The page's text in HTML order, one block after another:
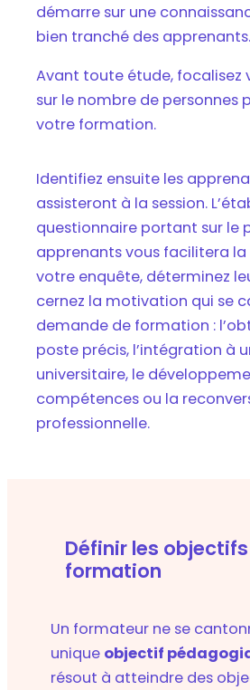
démarre sur une
bien tranché des apprenants.
Avant toute étude,
sur le nombre de personnes
votre formation.
Identifiez ensuite les
assisteront à la session.
questionnaire portant sur le
apprenants vous facilitera la
votre enquête, déterminez
cernez la motivation qui se
demande de formation :
poste précis, l’intégration à
universitaire, le
compétences ou la
professionnelle.
Définir les
formation
Un formateur ne se
unique objectif
résout à atteindre des